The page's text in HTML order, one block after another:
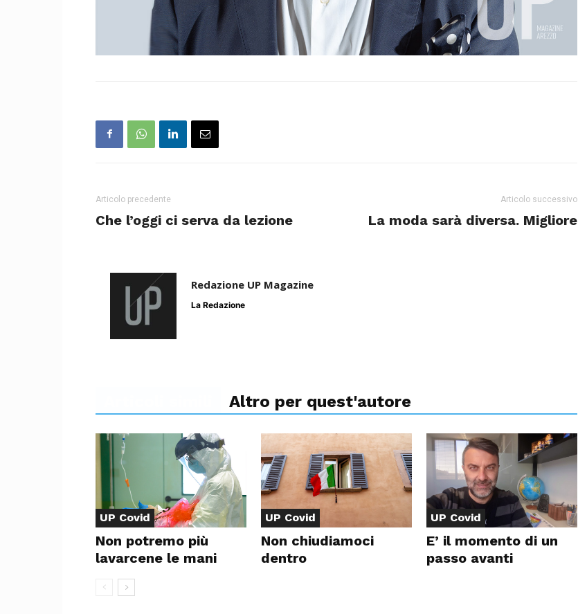
Articolo precedente
Che l’oggi ci serva da lezione
Articolo successivo
La moda sarà diversa. Migliore
Redazione UP Magazine
La Redazione
Altro per quest'autore
UP Covid
Non potremo più
lavarcene le mani
UP Covid
Non chiudiamoci
dentro
UP Covid
E’ il momento di un
passo avanti